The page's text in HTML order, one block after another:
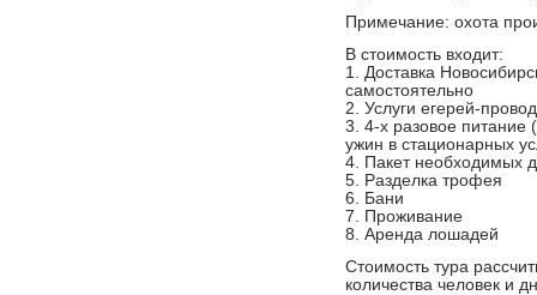
Примечание: охота
В стоимость входит:
1. Доставка
самостоятельно
2. Услуги егерей-
3. 4-х разовое питание
ужин в стационарных
4. Пакет необходимых
5. Разделка трофея
6. Бани
7. Проживание
8. Аренда лошадей
Стоимость тура
количества человек и